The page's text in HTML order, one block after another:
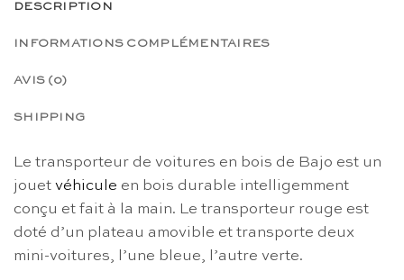
DESCRIPTION
INFORMATIONS COMPLÉMENTAIRES
AVIS (0)
SHIPPING
Le transporteur de voitures en bois de Bajo est un
jouet véhicule en bois durable intelligemment
conçu et fait à la main. Le transporteur rouge est
doté d’un plateau amovible et transporte deux
mini-voitures, l’une bleue, l’autre verte.